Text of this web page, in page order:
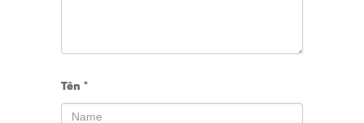
Tên *